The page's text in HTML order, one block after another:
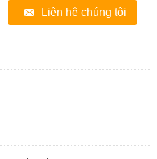
Liên hệ chúng tôi